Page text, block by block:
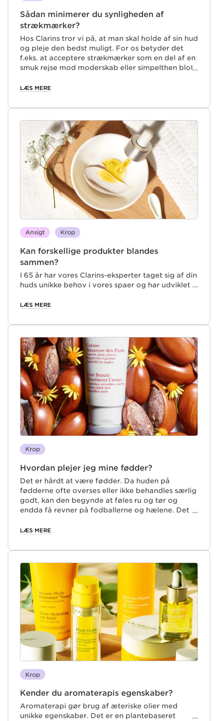
Sådan minimerer du synligheden af
strækmærker?
Hos Clarins tror vi på, at man skal holde af sin hud
og pleje den bedst muligt. For os betyder det
f.eks. at acceptere strækmærker som en del af en
smuk rejse mod moderskab eller simpelthen blot
kan.
LÆS MERE
Ansigt Krop
Kan forskellige produkter blandes
sammen?
I 65 år har vores Clarins-eksperter taget sig af din
huds unikke behov i vores spaer og har udviklet
der supereffektiviserer din skønhedspleje og
LÆS MERE
Krop
Hvordan plejer jeg mine fødder?
Det er hårdt at være fødder. Da huden på
fødderne ofte overses eller ikke behandles særlig
godt, kan den begynde at føles ru og tør og
endda få revner på fodballerne og hælene. Det
opmærksomhed!
LÆS MERE
Krop
Kender du aromaterapis egenskaber?
Aromaterapi gør brug af æteriske olier med
unikke egenskaber. Det er en plantebaseret